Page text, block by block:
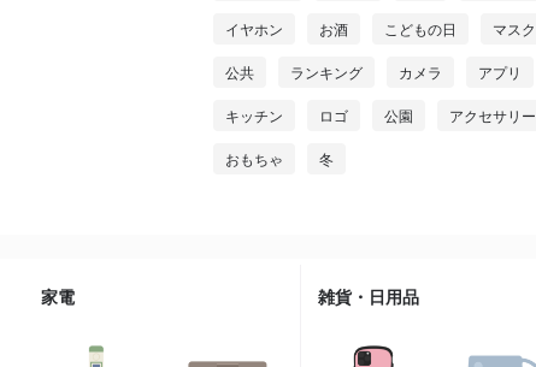
イヤホン お酒 こどもの日 マスク
公共 ランキング カメラ アプリ
キッチン ロゴ 公園 アクセサリー
おもちゃ 冬
家電 雑貨・日用品